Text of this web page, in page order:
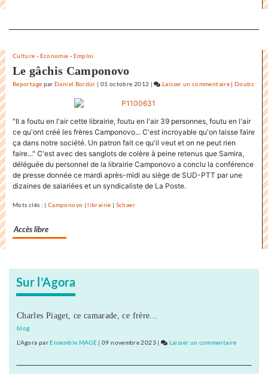
Separateur
Culture - Economie - Emploi
Le gâchis Camponovo
Reportage parDaniel Bordür | 01 octobre 2012 | Laisser un commentaire on
commerçants
de
Lons
réceptifs
|Doubs
"Il a foutu en l'air cette librairie, foutu en l'air 39 personnes, foutu en l'air
ce qu'ont créé les frères Camponovo... C'est incroyable qu'on laisse faire
ça dans notre société. Un patron fait ce qu'il veut et on ne peut rien
faire..." C'est avec des sanglots de colère à peine retenus que Samira,
déléguée du personnel de la librairie Camponovo a conclu la conférence
de presse donnée ce mardi après-midi au siège de SUD-PTT par une
dizaines de salariées et un syndicaliste de La Poste.
Mots clés : |Camponovo |librairie | Schaer
Accès libre
Sur l’Agora
Charles Piaget, ce camarade, ce frère...
blog
L'Agora parEnsemble MAGE |09 novembre 2023| Laisser un commentaire